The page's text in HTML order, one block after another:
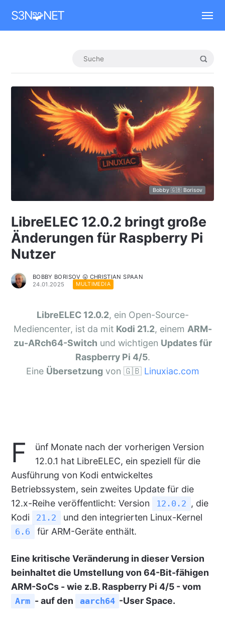
S3N🧩NET
Bobby 🇬🇧 Borisov
LibreELEC 12.0.2 bringt große
Änderungen für Raspberry Pi
Nutzer
BOBBY BORISOV 😛 CHRISTIAN SPAAN
24.01.2025
MULTIMEDIA
LibreELEC 12.0.2, ein Open-Source-
Mediencenter, ist da mit Kodi 21.2, einem ARM-
zu-ARch64-Switch und wichtigen Updates für
Raspberry Pi 4/5.
Eine Übersetzungvon 🇬🇧 Linuxiac.com
F
ünf Monate nach der vorherigen Version
12.0.1 hat LibreELEC, ein speziell für die
Ausführung von Kodi entwickeltes
Betriebssystem, sein zweites Update für die
12.x-Reihe veröffentlicht: Version
12.0.2 , die
Kodi
21.2 und den integrierten Linux-Kernel
6.6 für ARM-Geräte enthält.
Eine kritische Veränderung in dieser Version
beinhaltet die Umstellung von 64-Bit-fähigen
ARM-SoCs - wie z.B. Raspberry Pi 4/5 - vom
Arm - auf den aarch64 -User Space.